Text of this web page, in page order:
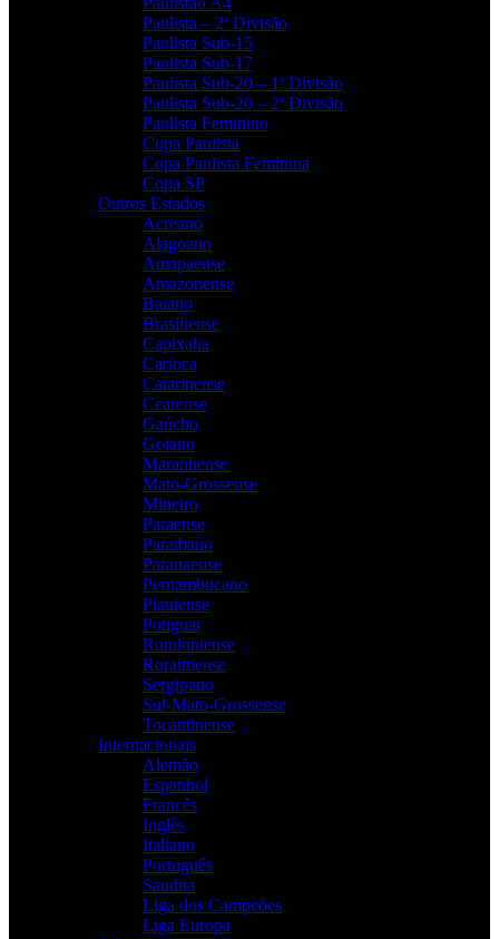
Paulista – 2ª Divisão
Paulista Sub-15
Paulista Sub-17
Paulista Sub-20 – 1ª Divisão
Paulista Sub-20 – 2ª Divisão
Paulista Feminino
Copa Paulista
Copa Paulista Feminina
Copa SP
Outros Estados
Acreano
Alagoano
Amapaense
Amazonense
Baiano
Brasiliense
Capixaba
Carioca
Catarinense
Cearense
Gaúcho
Goiano
Maranhense
Mato-Grossense
Mineiro
Paraense
Paraibano
Paranaense
Pernambucano
Piauiense
Potiguar
Rondoniense
Roraimense
Sergipano
Sul-Mato-Grossense
Tocantinense
Internacionais
Alemão
Espanhol
Francês
Inglês
Italiano
Português
Saudita
Liga dos Campeões
Liga Europa